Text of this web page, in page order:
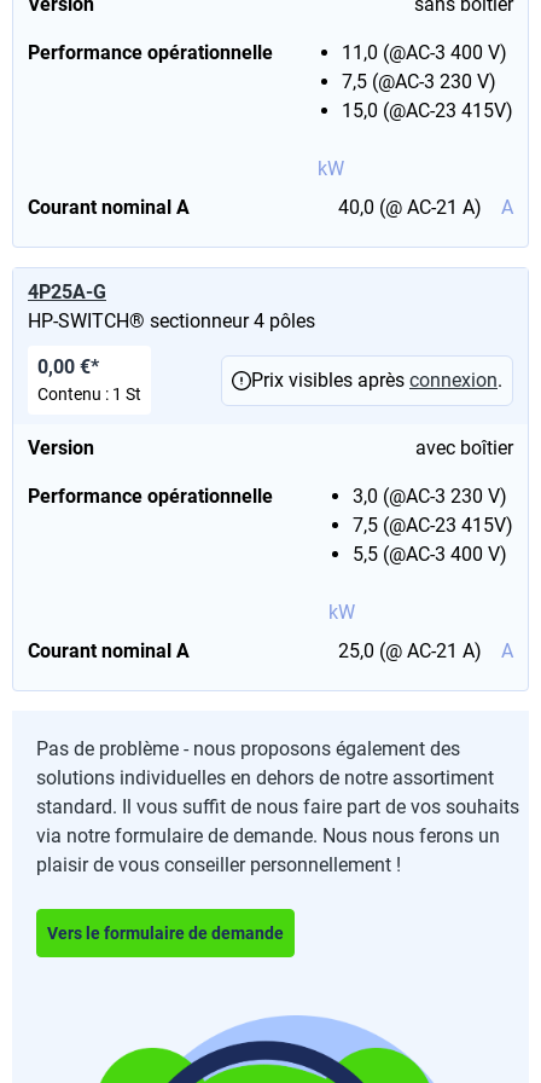
Performance opérationnelle
11,0 (@AC-3 400 V)
7,5 (@AC-3 230 V)
15,0 (@AC-23 415V)
kW
Courant nominal A
40,0 (@ AC-21 A) A
4P25A-G
HP-SWITCH® sectionneur 4 pôles
Version avec boîtier
Performance opérationnelle
3,0 (@AC-3 230 V)
7,5 (@AC-23 415V)
5,5 (@AC-3 400 V)
kW
Courant nominal A
25,0 (@ AC-21 A) A
0,00 €*
Contenu : 1 St
Prix visibles après connexion.
Pas de problème - nous proposons également des
solutions individuelles en dehors de notre assortiment
standard. Il vous suffit de nous faire part de vos souhaits
via notre formulaire de demande. Nous nous ferons un
plaisir de vous conseiller personnellement !
Vers le formulaire de demande